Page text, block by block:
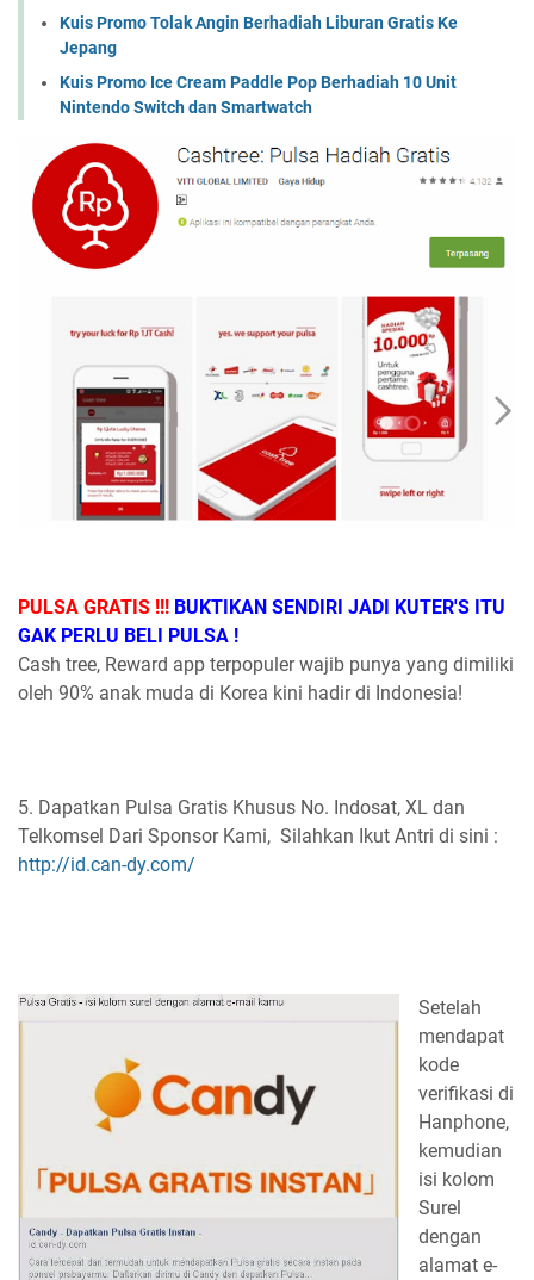
Kuis Promo Tolak Angin Berhadiah Liburan Gratis Ke
Jepang
Kuis Promo Ice Cream Paddle Pop Berhadiah 10 Unit
Nintendo Switch dan Smartwatch
PULSA GRATIS !!! BUKTIKAN SENDIRI JADI KUTER'S ITU
GAK PERLU BELI PULSA !
Cash tree, Reward app terpopuler wajib punya yang dimiliki
oleh 90% anak muda di Korea kini hadir di Indonesia!
5. Dapatkan Pulsa Gratis Khusus No. Indosat, XL dan
Telkomsel Dari Sponsor Kami, Silahkan Ikut Antri di sini :
http://id.can-dy.com/
Setelah
mendapat
kode
verifikasi di
Hanphone,
kemudian
isi kolom
Surel
dengan
alamat e-